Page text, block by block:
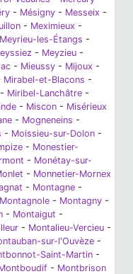
- Mésigny - Messeix -
- Meximieux -
Meyrieu-les-Étangs -
- Meyzieu -
- Mieussy - Mijoux -
Mirabel-et-Blacons -
- Miribel-Lanchâtre -
- Miscon - Misérieux
- Mogneneins -
- Moissieu-sur-Dolon -
- Monestier-
- Monétay-sur-
- Monnetier-Mornex
- Montagne -
Montagnole - Montagny -
- Montaigut -
- Montalieu-Vercieu -
sur-l'Ouvèze -
Saint-Martin -
- Montbrison